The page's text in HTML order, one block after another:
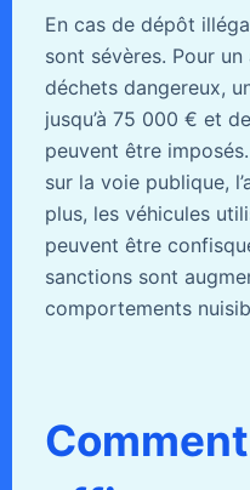
En cas de dépôt
sont sévères. Pour
déchets dangereux,
jusqu’à 75 000 € et
peuvent être
sur la voie publique,
plus, les véhicules
peuvent être
sanctions sont
comportements